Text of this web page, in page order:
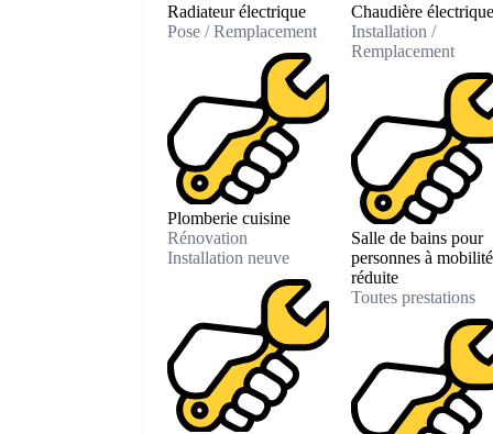
Radiateur électrique
Pose / Remplacement
Plomberie cuisine
Rénovation
Installation neuve
Chaudière électrique
Installation /
Remplacement
Salle de bains pour
personnes à mobilité
réduite
Toutes prestations